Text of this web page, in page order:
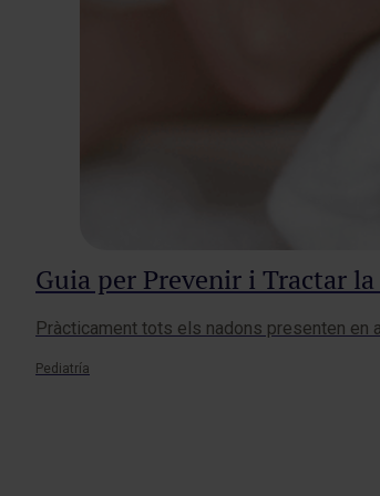
Guia per Prevenir i Tractar
Pràcticament tots els nadons presenten en
Pediatría